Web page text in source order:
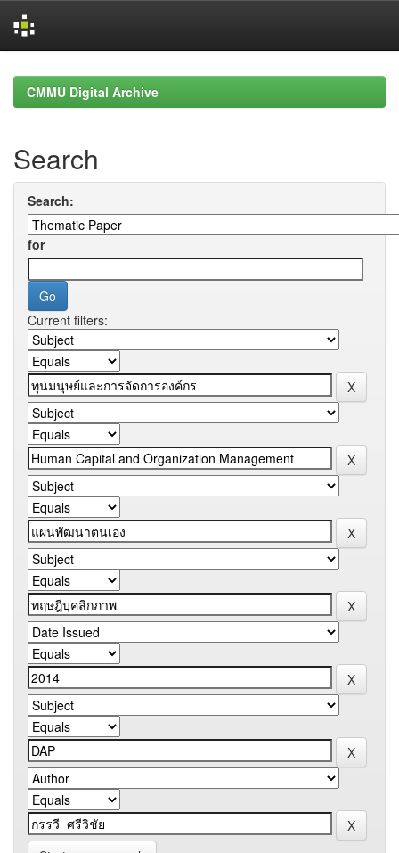
navigationCMMU Digital Archive
Search
Search:
for
Current filters: